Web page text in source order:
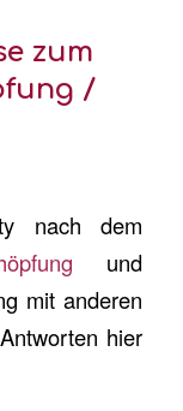
zum
/
nach dem
und
mit anderen
hier